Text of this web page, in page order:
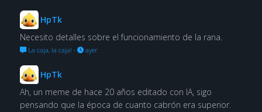
HpTk
Necesito detalles sobre el funcionamiento de la rana.
La caja, la caja! · ayer
HpTk
Ah, un meme de hace 20 años editado con IA, sigo
pensando que la época de cuanto cabrón era superior.